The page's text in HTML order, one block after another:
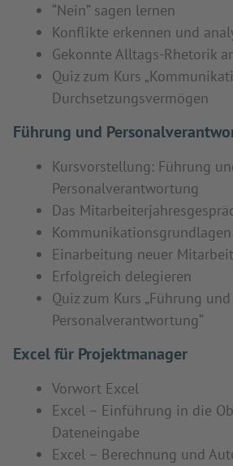
“Nein” sagen lernen
Konflikte erkennen und
Gekonnte Alltags-Rhetorik
Quiz zum Kurs
Durchsetzungsvermögen
Führung und
Kursvorstellung: Führung
Personalverantwortung
Das
Kommunikationsgrundlagen
Einarbeitung neuer
Erfolgreich delegieren
Quiz zum Kurs „Führung und
Personalverantwortung“
Excel für Projektmanager
Vorwort Excel
Excel – Einführung in die
Dateneingabe
Excel – Berechnung und